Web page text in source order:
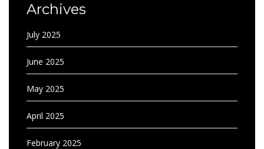
Archives
July 2025
June 2025
May 2025
April 2025
February 2025